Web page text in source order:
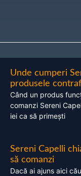
Unde cumperi
produsele
Când un produs
comanzi Sereni
iei ca să primești
Sereni Capelli
să comanzi
Dacă ai ajuns aici